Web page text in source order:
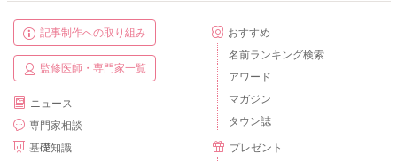
記事制作への取り組み
監修医師・専門家一覧
ニュース
専門家相談
基礎知識
おすすめ
名前ランキング検索
アワード
マガジン
タウン誌
プレゼント